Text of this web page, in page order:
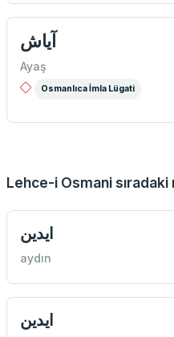
آیاش
Ayaş
Osmanlıca İmla Lügati
Lehce-i Osmani
ايدين
aydın
ايدين